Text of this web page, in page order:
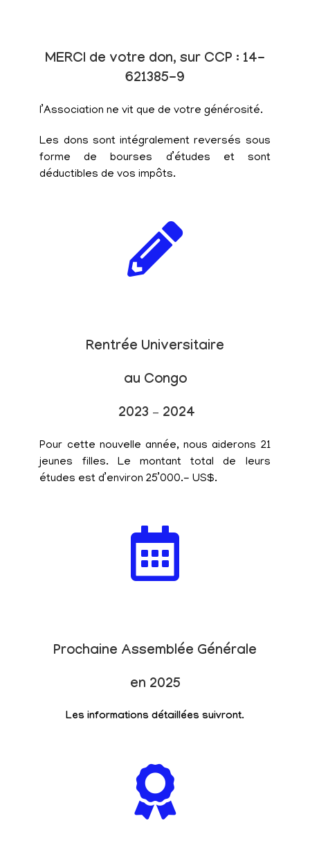
MERCI de votre don, sur CCP : 14-
621385-9
l’Association ne vit que de votre générosité.
Les dons sont intégralement reversés sous
forme de bourses d’études et sont
déductibles de vos impôts.
Rentrée Universitaire
au Congo
2023 – 2024
Pour cette nouvelle année, nous aiderons 21
jeunes filles. Le montant total de leurs
études est d’environ 25’000.- US$.
Prochaine Assemblée Générale
en 2025
Les informations détaillées suivront.